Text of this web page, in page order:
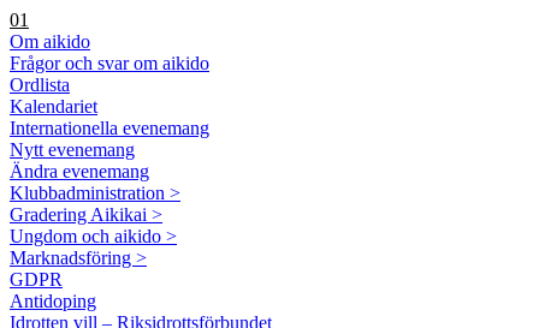
01
Om aikido
Frågor och svar om aikido
Ordlista
Kalendariet
Internationella evenemang
Nytt evenemang
Ändra evenemang
Klubbadministration >
Gradering Aikikai >
Ungdom och aikido >
Marknadsföring >
GDPR
Antidoping
Idrotten vill – Riksidrottsförbundet